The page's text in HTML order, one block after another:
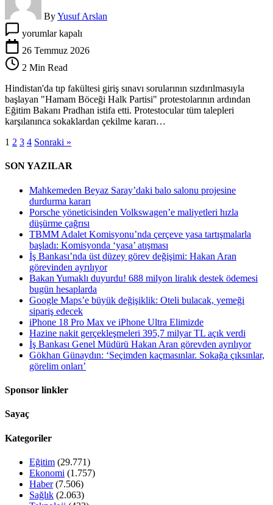
ByYusuf Arslan
Böceği
Partisi
yedi:
etti
için
yorumlar kapalı
26 Temmuz 2026
2 Min Read
Hindistan'da tıp fakültesi giriş sınavı sorularının sızdırılmasıyla
başlayan "Hamam Böceği Halk Partisi" protestolarının ardından
Eğitim Bakanı Pradhan istifa etti. Protestocular tüm talepleri
karşılanınca sokaklardan çekilme kararı…
1 2 3 4 Sonraki »
SON YAZILAR
Mahkemeden Beyaz Saray’daki balo salonu projesine
durdurma kararı
Porsche yöneticisinden Volkswagen’e maliyetleri hızla
düşürme çağrısı
TBMM Adalet Komisyonu’nda çerçeve yasa tartışmalarla
başladı: Komisyonda ‘yasa’ atışması
İş Bankası’nda üst düzey görev değişimi: Hakan Aran
görevinden ayrılıyor
Bakan Yumaklı duyurdu! 688 milyon liralık destek ödemesi
bugün hesaplarda
Google Maps’e büyük değişiklik: Oteli bulacak, yemeği
sipariş edecek
iPhone 18 Pro Max ve iPhone Ultra Elimizde
Hazine nakit gerçekleşmeleri 395,7 milyar TL açık verdi
İş Bankası Genel Müdürü Hakan Aran görevden ayrılıyor
Gökhan Günaydın: ‘Seçimden kaçmasınlar. Sokağa çıksınlar,
görelim onları’
Sponsor linkler
Sayaç
Kategoriler
Eğitim (29.771)
Ekonomi (1.757)
Haber(7.506)
Sağlık (2.063)